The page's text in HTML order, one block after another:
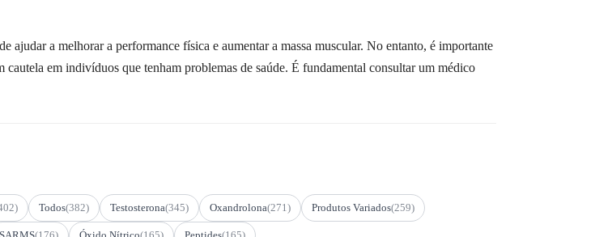
ajudar a melhorar a performance física e aumentar a massa muscular. No entanto, é importante
em indivíduos que tenham problemas de saúde. É fundamental consultar um médico
Todos(382) Testosterona(345) Oxandrolona(271) Produtos Variados(259)